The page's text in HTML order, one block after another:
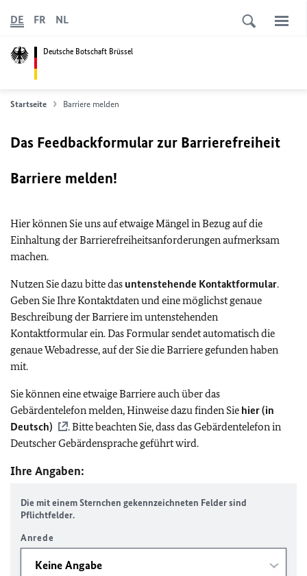
Deutsche Botschaft Brüssel
DE FR NL
Startseite Barriere melden
Das Feedbackformular zur Barrierefreiheit
Barriere melden!
Hier können Sie uns auf etwaige Mängel in Bezug auf die
Einhaltung der Barrierefreiheitsanforderungen aufmerksam
machen.
Nutzen Sie dazu bitte das untenstehende Kontaktformular.
Geben Sie Ihre Kontaktdaten und eine möglichst genaue
Beschreibung der Barriere im untenstehenden
Kontaktformular ein. Das Formular sendet automatisch die
genaue Webadresse, auf der Sie die Barriere gefunden haben
mit.
Sie können eine etwaige Barriere auch über das
Gebärdentelefon melden, Hinweise dazu finden Sie hier (in
Deutsch)
. Bitte beachten Sie, dass das Gebärdentelefon in
Deutscher Gebärdensprache geführt wird.
Ihre Angaben:
Die mit einem Sternchen gekennzeichneten Felder sind
Pflichtfelder.
Anrede